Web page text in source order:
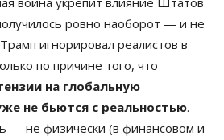
ровно наоборот — и не
игнорировал реалистов в
по причине того, что
на глобальную
не бьются с реальностью.
— не физически (в финансовом и